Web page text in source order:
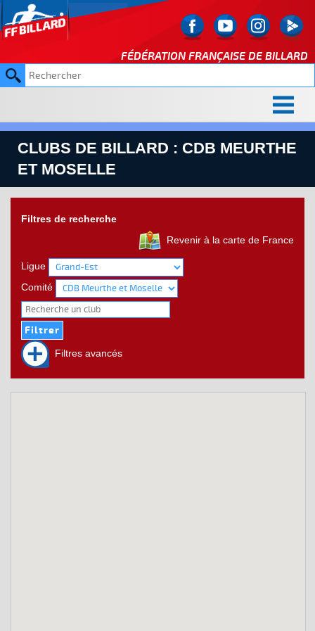
FÉDÉRATION FRANÇAISE DE BILLARD
CLUBS DE BILLARD : CDB MEURTHE
ET MOSELLE
Filtres de recherche
Revenir à la carte de France
Ligue
Comité
Filtres avancés